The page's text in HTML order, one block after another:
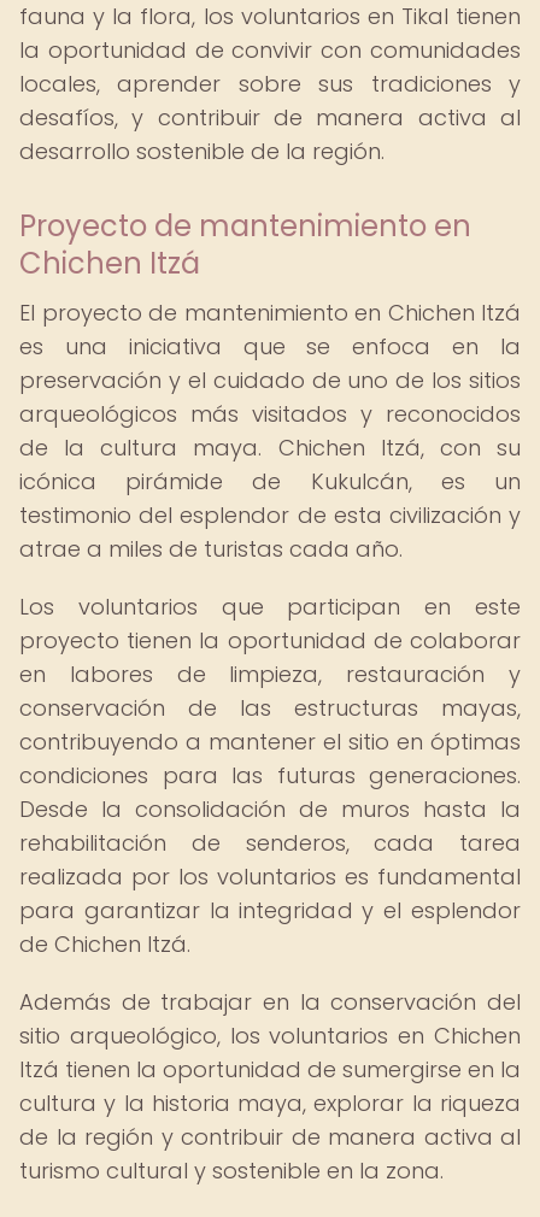
fauna y la flora, los voluntarios en Tikal tienen
la oportunidad de convivir con comunidades
locales, aprender sobre sus tradiciones y
desafíos, y contribuir de manera activa al
desarrollo sostenible de la región.
Proyecto de mantenimiento en
Chichen Itzá
El proyecto de mantenimiento en Chichen Itzá
es una iniciativa que se enfoca en la
preservación y el cuidado de uno de los sitios
arqueológicos más visitados y reconocidos
de la cultura maya. Chichen Itzá, con su
icónica pirámide de Kukulcán, es un
testimonio del esplendor de esta civilización y
atrae a miles de turistas cada año.
Los voluntarios que participan en este
proyecto tienen la oportunidad de colaborar
en labores de limpieza, restauración y
conservación de las estructuras mayas,
contribuyendo a mantener el sitio en óptimas
condiciones para las futuras generaciones.
Desde la consolidación de muros hasta la
rehabilitación de senderos, cada tarea
realizada por los voluntarios es fundamental
para garantizar la integridad y el esplendor
de Chichen Itzá.
Además de trabajar en la conservación del
sitio arqueológico, los voluntarios en Chichen
Itzá tienen la oportunidad de sumergirse en la
cultura y la historia maya, explorar la riqueza
de la región y contribuir de manera activa al
turismo cultural y sostenible en la zona.